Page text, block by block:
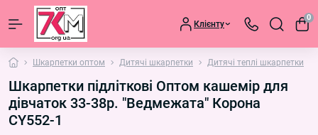
Клієнту
0
Шкарпетки оптом Дитячі шкарпетки Дитячі теплі шкарпетки
Шкарпетки підліткові Оптом кашемір для
дівчаток 33-38р. "Ведмежата" Корона
CY552-1